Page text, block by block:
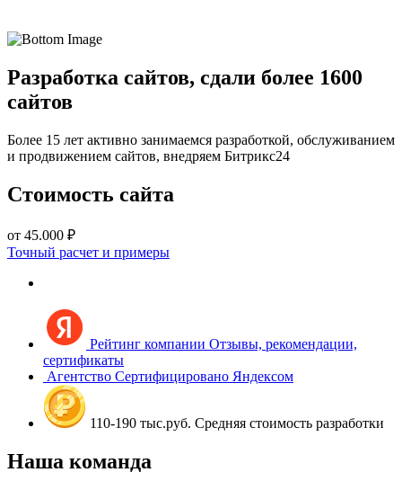
Разработка сайтов, сдали более 1600
сайтов
Более 15 лет активно занимаемся разработкой, обслуживанием
и продвижением сайтов, внедряем Битрикс24
Стоимость сайта
от 45.000 ₽
Точный расчет и примеры
Рейтинг компании Отзывы, рекомендации,
сертификаты
Агентство Сертифицировано Яндексом
110-190 тыс.руб. Средняя стоимость разработки
Наша команда